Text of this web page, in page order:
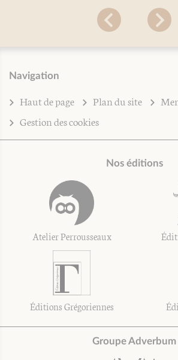
Navigation
Haut de page Plan du site
Gestion des cookies
Nos éditions
Atelier Perrousseaux
Éditions Grégoriennes
Groupe Adverbum